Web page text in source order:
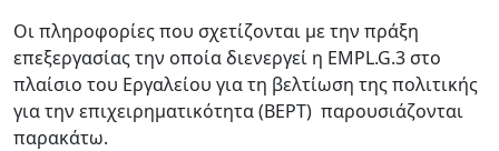
Οι πληροφορίες που σχετίζονται με την πράξη
επεξεργασίας την οποία διενεργεί η EMPL.G.3 στο
πλαίσιο του Εργαλείου για τη βελτίωση της πολιτικής
για την επιχειρηματικότητα (BEPT) παρουσιάζονται
παρακάτω.